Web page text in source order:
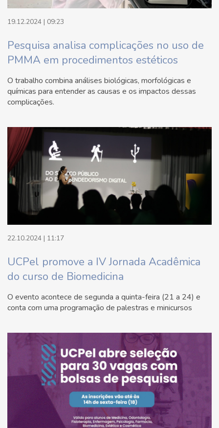
19.12.2024 | 09:23
Pesquisa analisa complicações no uso de
PMMA em procedimentos estéticos
O trabalho combina análises biológicas, morfológicas e
químicas para entender as causas e os impactos dessas
complicações.
22.10.2024 | 11:17
UCPel promove a IV Jornada Acadêmica
do curso de Biomedicina
O evento acontece de segunda a quinta-feira (21 a 24) e
conta com uma programação de palestras e minicursos